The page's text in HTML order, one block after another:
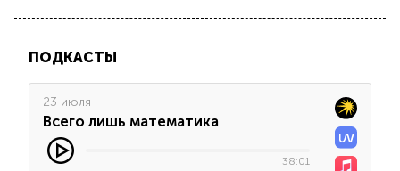
ПОДКАСТЫ
23 июля
Всего лишь математика
38:01